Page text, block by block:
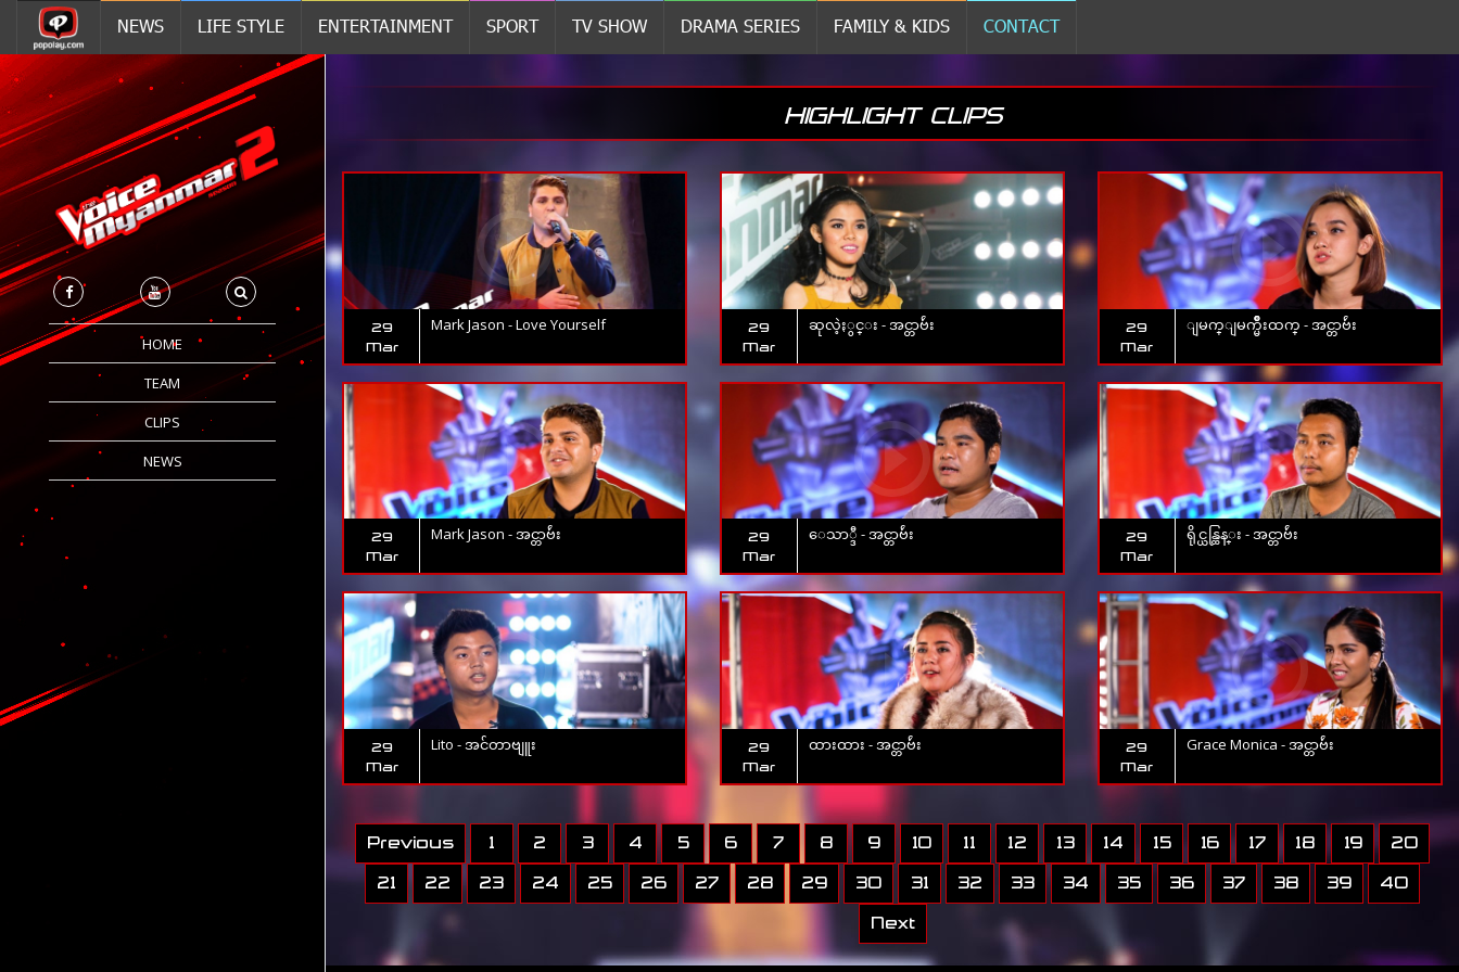
NEWS LIFE STYLE ENTERTAINMENT SPORT TV SHOW DRAMA SERIES FAMILY & KIDS CONTACT
HOME
TEAM
CLIPS
NEWS
HIGHLIGHT CLIPS
29
Mar
Mark Jason - Love Yourself
29
Mar
ဆုလဲ့ႏွင္း - အင္တာဗ်ဴး
29
Mar
ျမက္ျမက္မ်ိဳးထက္ - အင္တာဗ်ဴး
29
Mar
Mark Jason - အင္တာဗ်ဴး
29
Mar
ေသာ္ဒီ - အင္တာဗ်ဴး
29
Mar
ရိုင္ယန္ထြန္း - အင္တာဗ်ဴး
29
Mar
Lito - အင်တာဗျူး
29
Mar
ထားထား - အင္တာဗ်ဴး
29
Mar
Grace Monica - အင္တာဗ်ဴး
Previous 1 2 3 4 5 6 7 8 9 10 11 12 13 14 15 16 17 18 19 20
21 22 23 24 25 26 27 28 29 30 31 32 33 34 35 36 37 38 39 40
Next